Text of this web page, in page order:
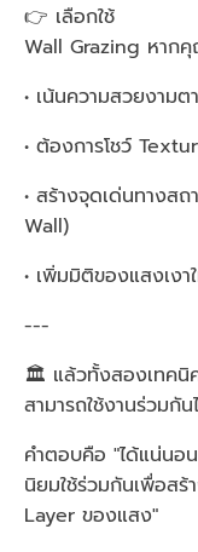
👉 เลือกใช้
Wall Grazing หาก
• เน้นความสวยงาม
• ต้องการโชว์
• สร้างจุดเด่นทางส
Wall)
• เพิ่มมิติของแสงเงา
---
🏛️ แล้วทั้งสองเทคนิ
สามารถใช้งานร่วมกัน
คำตอบคือ "ได้แน่นอ
นิยมใช้ร่วมกันเพื่อสร้
Layer ของแสง"